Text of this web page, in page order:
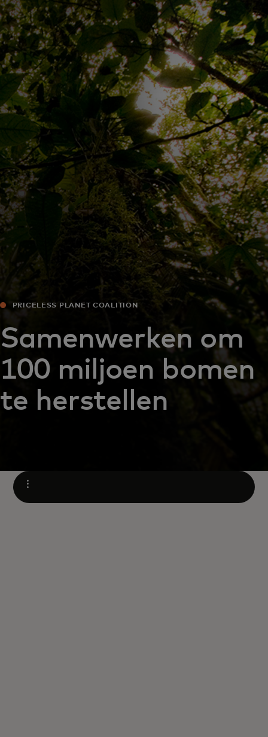
Voor jou
Voor bedrijven
Voor de wereld
Voor innovators
Nieuws en trends
PRICELESS PLANET COALITION
Samenwerken om
100 miljoen bomen
te herstellen